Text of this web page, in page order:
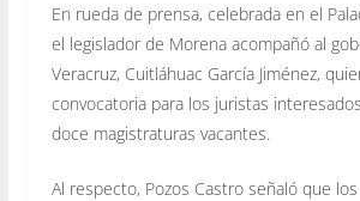
En rueda de prensa, celebrada en el
el legislador de Morena acompañó al
Veracruz, Cuitláhuac García Jiménez,
convocatoria para los juristas
doce magistraturas vacantes.
Al respecto, Pozos Castro señaló que